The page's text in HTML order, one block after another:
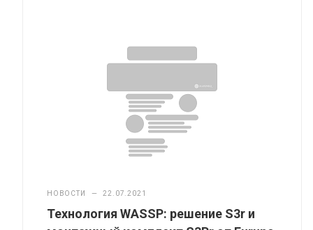
НОВОСТИ — 22.07.2021
Технология WASSP: решение S3r и